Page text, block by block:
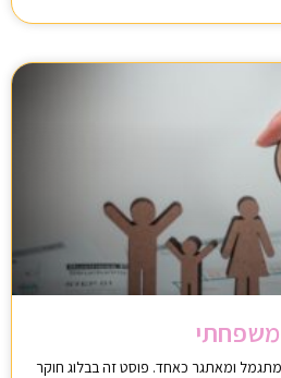
משפחתי
ומאתגר כאחד. פוסט זה בבלוג חוקר